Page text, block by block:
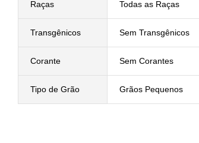
Raças Todas as Raças
Transgênicos Sem Transgênicos
Corante Sem Corantes
Tipo de Grão Grãos Pequenos